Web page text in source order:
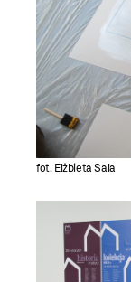
fot. Elżbieta Sala